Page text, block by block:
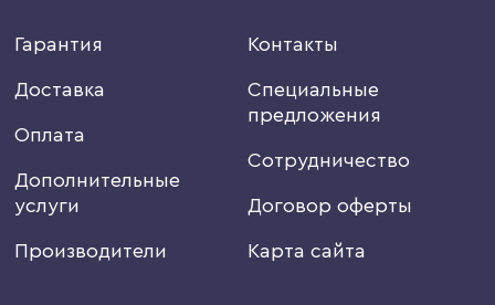
Гарантия
Доставка
Оплата
Дополнительные
услуги
Производители
Контакты
Специальные
предложения
Сотрудничество
Договор оферты
Карта сайта